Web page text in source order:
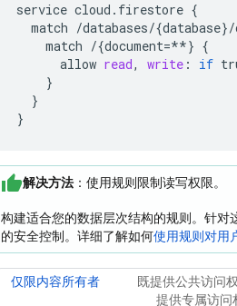
service cloud . firestore {
match /databases/{database}/
match /{document=**} {
allow read, write : if
}
}
}
解决方法 ：使用规则限制读写权限。
构建适合您的数据层次结构的规则。针
的安全控制。详细了解如何使用规则对用
仅限内容所有者
既提供公共访问
提供专属访问